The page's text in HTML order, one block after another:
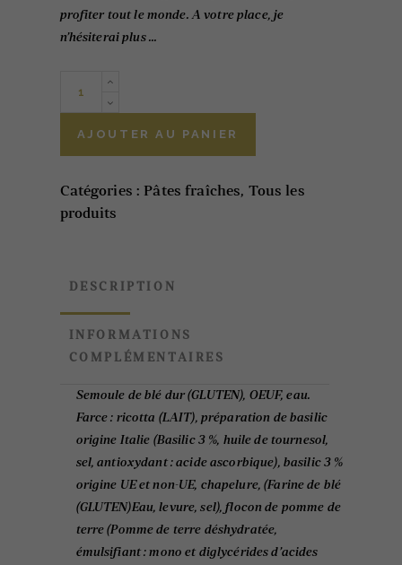
profiter tout le monde. A votre place, je
n’hésiterai plus …
500g
quantity
AJOUTER AU PANIER
Catégories : Pâtes fraîches, Tous les
produits
DESCRIPTION
INFORMATIONS
COMPLÉMENTAIRES
Semoule de blé dur (GLUTEN), OEUF, eau.
Farce : ricotta (LAIT), préparation de basilic
origine Italie (Basilic 3 %, huile de tournesol,
sel, antioxydant : acide ascorbique), basilic 3 %
origine UE et non-UE, chapelure, (Farine de blé
(GLUTEN)Eau, levure, sel), flocon de pomme de
terre (Pomme de terre déshydratée,
émulsifiant : mono et diglycérides d’acides